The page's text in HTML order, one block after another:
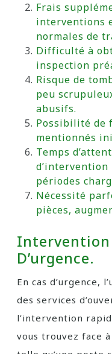
Frais
interventions
normales de
Difficulté à
inspection
Risque de
peu
abusifs.
Possibilité de
mentionnés
Temps
périodes
Nécessité
pièces,
Intervention
D’urgence.
En cas d’urgence,
des services
l’intervention
vous trouvez face